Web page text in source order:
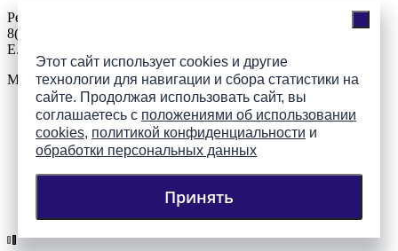
Этот сайт использует cookies и другие
технологии для навигации и сбора статистики на
сайте. Продолжая использовать сайт, вы
соглашаетесь с положениями об использовании
cookies, политикой конфиденциальности и
обработки персональных данных
Принять
Реклама на сайте
8(921)508-52-62, телефон 8(8112) 500-131
E.Sezeikina@mhpsk.ru
Меню
Слушать радио «7 небо» онлайн
Подпишись на группы
ПАИ в соцсетях!